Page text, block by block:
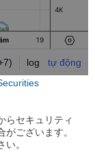
らセキュリティ
ございます。
。